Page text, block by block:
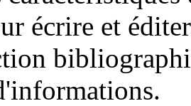
écrire et